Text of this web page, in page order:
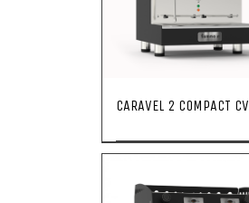
CARAVEL 2 COMPACT CV